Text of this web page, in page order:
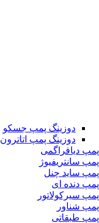
دوزینگ پمپ جسکو
دوزینگ پمپ اتاترون
پمپ دیافراگمی
پمپ سانتریفیوژ
پمپ ساید چنل
پمپ دنده ای
پمپ سیرکولاتور
پمپ شناور
پمپ طبقاتی